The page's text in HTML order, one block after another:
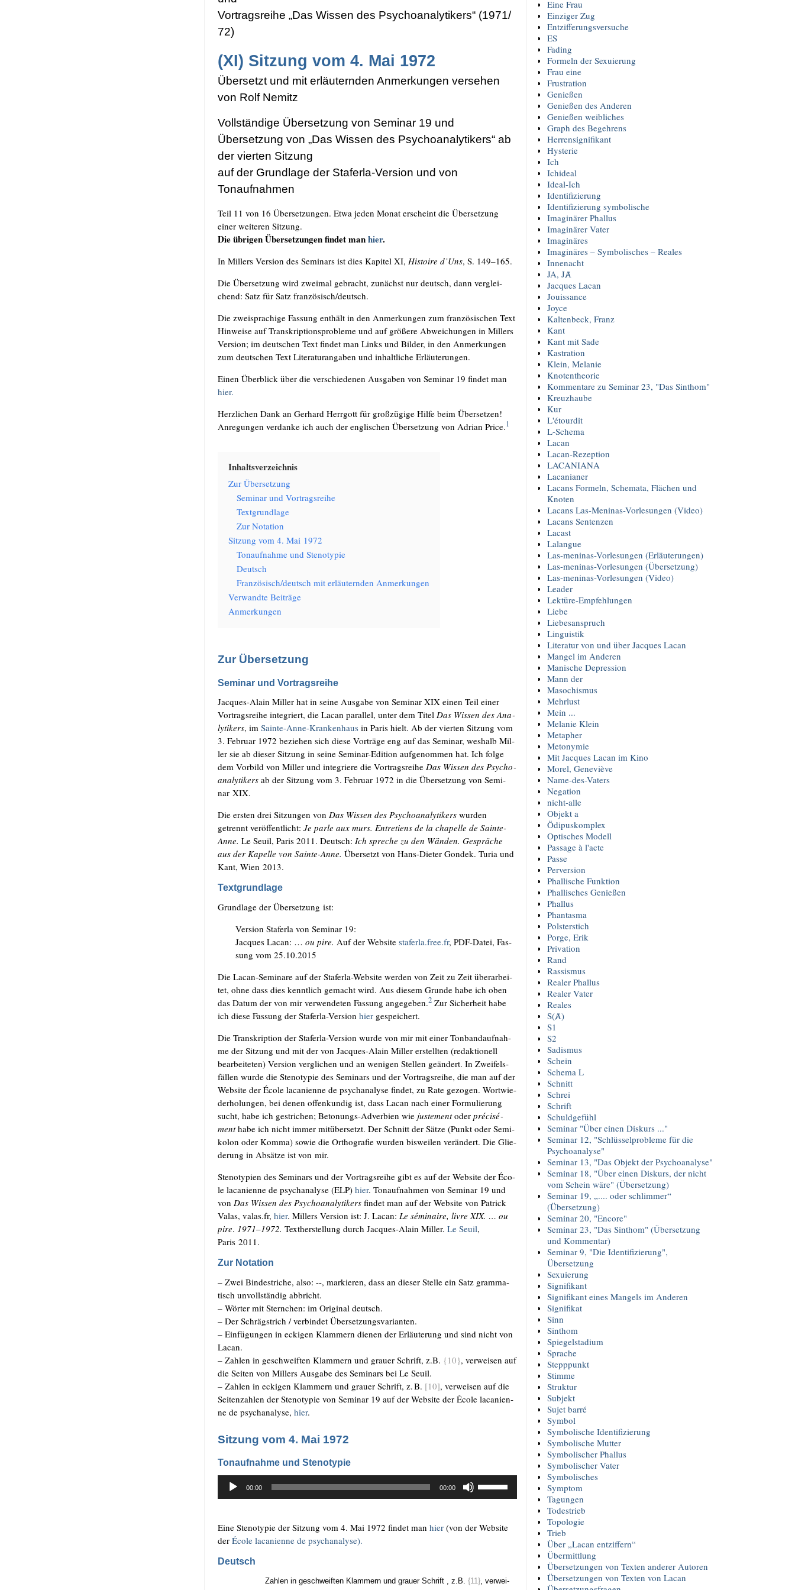
Vor­trags­rei­he „Das Wis­sen des Psy­cho­ana­ly­ti­kers“ (1971/​
72)
(XI) Sit­zung vom 4. Mai 1972
Über­setzt und mit erläu­tern­den Anmer­kun­gen ver­se­hen
von Rolf Nemitz
Voll­stän­di­ge Über­set­zung von Semi­nar 19 und
Über­set­zung von „Das Wis­sen des Psy­cho­ana­ly­ti­kers“ ab
der vier­ten Sit­zung
auf der Grund­la­ge der Sta­fer­la-Ver­si­on und von
Tonaufnahmen
Teil 11 von 16 Über­set­zun­gen. Etwa jeden Monat erscheint die Über­set­zung
einer wei­te­ren Sit­zung.
Die übri­gen Über­set­zun­gen fin­det manhier.
In Mil­lers Ver­si­on des Semi­nars ist dies Kapi­tel XI,His­toire d’Uns, S. 149–165.
Die Über­set­zung wird zwei­mal gebracht, zunächst nur deutsch, dann ver­glei­
chend: Satz für Satz französisch/​deutsch.
Die zwei­spra­chi­ge Fas­sung ent­hält in den Anmer­kun­gen zum fran­zö­si­schen Text
Hin­wei­se auf Tran­skrip­ti­ons­pro­ble­me und auf grö­ße­re Abwei­chun­gen in Mil­lers
Ver­si­on; im deut­schen Text fin­det man Links und Bil­der, in den Anmer­kun­gen
zum deut­schen Text Lite­ra­tur­an­ga­ben und inhalt­li­che Erläuterungen.
Einen Über­blick über die ver­schie­de­nen Aus­ga­ben von Semi­nar 19 fin­det man
hier.
Herz­li­chen Dank an Ger­hard Herr­gott für groß­zü­gi­ge Hil­fe beim Über­set­zen!
Anre­gun­gen ver­dan­ke ich auch der eng­li­schen Über­set­zung von Adri­an Pri­ce.1
Inhalts­ver­zeich­nis
Zur Über­set­zung
Semi­nar und Vortragsreihe
Text­grund­la­ge
Zur Nota­ti­on
Sit­zung vom 4. Mai 1972
Ton­auf­nah­me und Stenotypie
Deutsch
Französisch/​deutsch mit erläu­tern­den Anmerkungen
Ver­wand­te Beiträge
Anmer­kun­gen
Zur Übersetzung
Seminar und Vortragsreihe
Jac­ques-Alain Mil­ler hat in sei­ne Aus­ga­be von Semi­nar XIX einen Teil einer
Vor­trags­rei­he inte­griert, die Lacan par­al­lel, unter dem TitelDas Wis­sen des Ana­
ly­ti­kers, imSain­te-Anne-Kran­ken­haus in Paris hielt. Ab der vier­ten Sit­zung vom
3. Febru­ar 1972 bezie­hen sich die­se Vor­trä­ge eng auf das Semi­nar, wes­halb Mil­
ler sie ab die­ser Sit­zung in sei­ne Semi­nar-Edi­ti­on auf­ge­nom­men hat. Ich fol­ge
dem Vor­bild von Mil­ler und inte­grie­re die Vor­trags­rei­heDas Wis­sen des Psy­cho­
ana­ly­ti­kers ab der Sit­zung vom 3. Febru­ar 1972 in die Über­set­zung von Semi­
nar XIX.
Die ers­ten drei Sit­zun­gen vonDas Wis­sen des Psy­cho­ana­ly­ti­kers wur­den
getrennt ver­öf­fent­licht:Je par­le aux murs. Ent­re­ti­ens de la cha­pel­le de Sain­te-
Anne. Le Seuil, Paris 2011. Deutsch:Ich spre­che zu den Wän­den. Gesprä­che
aus der Kapel­le von Sain­te-Anne. Über­setzt von Hans-Die­ter Gon­dek. Turia und
Kant, Wien 2013.
Textgrundlage
Grund­la­ge der Über­set­zung ist:
Ver­si­on Sta­fer­la von Semi­nar 19:
Jac­ques Lacan: …ou pire. Auf der Web­sitesta​fer​la​.free​.fr, PDF-Datei, Fas­
sung vom 25.10.2015
Die Lacan-Semi­na­re auf der Sta­fer­la-Web­site wer­den von Zeit zu Zeit über­ar­bei­
tet, ohne dass dies kennt­lich gemacht wird. Aus die­sem Grun­de habe ich oben
das Datum der von mir ver­wen­de­ten Fas­sung ange­ge­ben.2 Zur Sicher­heit habe
ich die­se Fas­sung der Sta­fer­la-Ver­si­onhier gespeichert.
Die Tran­skrip­ti­on der Sta­fer­la-Ver­si­on wur­de von mir mit einer Ton­band­auf­nah­
me der Sit­zung und mit der von Jac­ques-Alain Mil­ler erstell­ten (redak­tio­nell
bear­bei­te­ten) Ver­si­on ver­gli­chen und an weni­gen Stel­len geän­dert. In Zwei­fels­
fäl­len wur­de die Ste­no­ty­pie des Semi­nars und der Vor­trags­rei­he, die man auf der
Web­site der Éco­le laca­ni­en­ne de psy­ch­ana­ly­se fin­det, zu Rate gezo­gen. Wort­wie­
der­ho­lun­gen, bei denen offen­kun­dig ist, dass Lacan nach einer For­mu­lie­rung
sucht, habe ich gestri­chen; Beto­nungs-Adver­bi­en wie jus­tem­entoderpré­cis­é­
menthabe ich nicht immer mit­über­setzt. Der Schnitt der Sät­ze (Punkt oder Semi­
ko­lon oder Kom­ma) sowie die Ortho­gra­fie wur­den bis­wei­len ver­än­dert. Die Glie­
de­rung in Absät­ze ist von mir.
Ste­no­ty­pien des Semi­nars und der Vor­trags­rei­he gibt es auf der Web­site der Éco­
le laca­ni­en­ne de psy­ch­ana­ly­se (ELP)hier. Ton­auf­nah­men von Semi­nar 19 und
von Das Wis­sen des Psy­cho­ana­ly­ti­kers fin­det man auf der Web­site von Patrick
Valas, valas​.fr,hier. Mil­lers Ver­si­on ist: J. Lacan: Le sémi­n­aire, liv­re XIX. … ou
pire. 1971–1972. Text­her­stel­lung durch Jac­ques-Alain Mil­ler.Le Seuil,
Paris 2011.
Zur Notation
– Zwei Bin­de­stri­che, also: --, mar­kie­ren, dass an die­ser Stel­le ein Satz gram­ma­
tisch unvoll­stän­dig abbricht.
–Wör­ter mit Stern­chen: im Ori­gi­nal deutsch.
–Der Schräg­strich /​ ver­bin­det Über­set­zungs­va­ri­an­ten.
–Ein­fü­gun­gen in ecki­gen Klam­mern die­nen der Erläu­te­rung und sind nicht von
Lacan.
–Zah­len in geschweif­ten Klam­mern und grau­er Schrift, z.B. {10}, ver­wei­sen auf
die Sei­ten von Mil­lers Aus­ga­be des Semi­nars bei Le Seuil.
–Zah­len in ecki­gen Klam­mern und grau­er Schrift, z.B. [10], ver­wei­sen auf die
Sei­ten­zah­len der Ste­no­ty­pie von Semi­nar 19 auf der Web­site der Éco­le laca­ni­en­
ne de psy­ch­ana­ly­se,hier.
Sitzung vom 4. Mai 1972
Tonaufnahme und Stenotypie
Audio-
Player
00:00 00:00
die
Eine Ste­no­ty­pie der Sit­zung vom 4. Mai 1972 fin­det manhier(von der Web­site
derÉco­le laca­ni­en­ne de psy­ch­ana­ly­se).
Deutsch
Zah­len in geschweif­ten Klam­mern und grau­er Schrift , z.B.{11}, ver­wei­
Eine Frau
Einziger Zug
Entzifferungsversuche
ES
Fading
Formeln der Sexuierung
Frau eine
Frustration
Genießen
Genießen des Anderen
Genießen weibliches
Graph des Begehrens
Herrensignifikant
Hysterie
Ich
Ichideal
Ideal-Ich
Identifizierung
Identifizierung symbolische
Imaginärer Phallus
Imaginärer Vater
Imaginäres
Imaginäres – Symbolisches – Reales
Innenacht
JA, JȺ
Jacques Lacan
Jouissance
Joyce
Kaltenbeck, Franz
Kant
Kant mit Sade
Kastration
Klein, Melanie
Knotentheorie
Kommentare zu Seminar 23, "Das Sinthom"
Kreuzhaube
Kur
L'étourdit
L-Schema
Lacan
Lacan-Rezeption
LACANIANA
Lacanianer
Lacans Formeln, Schemata, Flächen und
Knoten
Lacans Las-Meninas-Vorlesungen (Video)
Lacans Sentenzen
Lacast
Lalangue
Las-meninas-Vorlesungen (Erläuterungen)
Las-meninas-Vorlesungen (Übersetzung)
Las-meninas-Vorlesungen (Video)
Leader
Lektüre-Empfehlungen
Liebe
Liebesanspruch
Linguistik
Literatur von und über Jacques Lacan
Mangel im Anderen
Manische Depression
Mann der
Masochismus
Mehrlust
Mein ...
Melanie Klein
Metapher
Metonymie
Mit Jacques Lacan im Kino
Morel, Geneviève
Name-des-Vaters
Negation
nicht-alle
Objekt a
Ödipuskomplex
Optisches Modell
Passage à l'acte
Passe
Perversion
Phallische Funktion
Phallisches Genießen
Phallus
Phantasma
Polsterstich
Porge, Erik
Privation
Rand
Rassismus
Realer Phallus
Realer Vater
Reales
S(Ⱥ)
S1
S2
Sadismus
Schein
Schema L
Schnitt
Schrei
Schrift
Schuldgefühl
Seminar "Über einen Diskurs ..."
Seminar 12, "Schlüsselprobleme für die
Psychoanalyse"
Seminar 13, "Das Objekt der Psychoanalyse"
Seminar 18, "Über einen Diskurs, der nicht
vom Schein wäre" (Übersetzung)
Seminar 19, „.... oder schlimmer“
(Übersetzung)
Seminar 20, "Encore"
Seminar 23, "Das Sinthom" (Übersetzung
und Kommentar)
Seminar 9, "Die Identifizierung",
Übersetzung
Sexuierung
Signifikant
Signifikant eines Mangels im Anderen
Signifikat
Sinn
Sinthom
Spiegelstadium
Sprache
Stepppunkt
Stimme
Struktur
Subjekt
Sujet barré
Symbol
Symbolische Identifizierung
Symbolische Mutter
Symbolischer Phallus
Symbolischer Vater
Symbolisches
Symptom
Tagungen
Todestrieb
Topologie
Trieb
Über „Lacan entziffern“
Übermittlung
Übersetzungen von Texten anderer Autoren
Übersetzungen von Texten von Lacan